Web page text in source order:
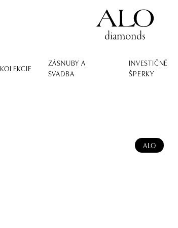
KOLEKCIE
ZÁSNUBY A
SVADBA
INVESTIČNÉ
ŠPERKY
ALO